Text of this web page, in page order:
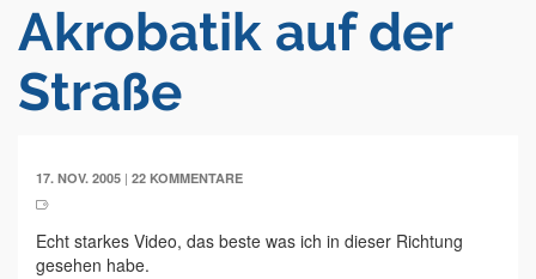
Akrobatik auf der
Straße
17. NOV. 2005 | 22 KOMMENTARE
Echt starkes Video, das beste was ich in dieser Richtung
gesehen habe.